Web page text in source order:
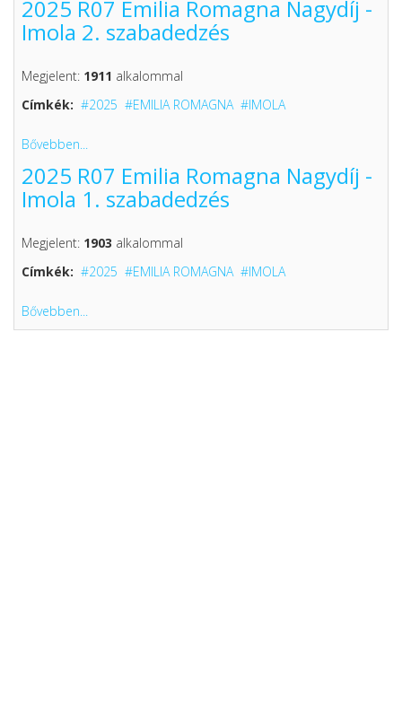
2025 R07 Emilia Romagna Nagydíj -
Imola 2. szabadedzés
Megjelent: 1911 alkalommal
Címkék:
2025 EMILIA ROMAGNA IMOLA
Bővebben...
2025 R07 Emilia Romagna Nagydíj -
Imola 1. szabadedzés
Megjelent: 1903 alkalommal
Címkék:
2025 EMILIA ROMAGNA IMOLA
Bővebben...